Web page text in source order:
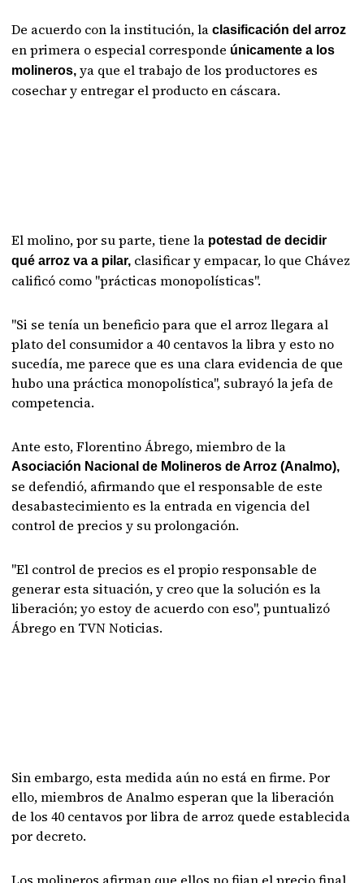
De acuerdo con la institución, laclasificación del arroz
en primera o especial corresponde únicamente a los
molineros, ya que el trabajo de los productores es
cosechar y entregar el producto en cáscara.
El molino, por su parte, tiene la potestad de decidir
qué arroz va a pilar, clasificar y empacar, lo que Chávez
calificó como "prácticas monopolísticas".
"Si se tenía un beneficio para que el arroz llegara al
plato del consumidor a 40 centavos la libra y esto no
sucedía, me parece que es una clara evidencia de que
hubo una práctica monopolística", subrayó la jefa de
competencia.
Ante esto, Florentino Ábrego, miembro de la
Asociación Nacional de Molineros de Arroz (Analmo),
se defendió, afirmando que el responsable de este
desabastecimiento es la entrada en vigencia del
control de precios y su prolongación.
"El control de precios es el propio responsable de
generar esta situación, y creo que la solución es la
liberación; yo estoy de acuerdo con eso", puntualizó
Ábrego en TVN Noticias.
Sin embargo, esta medida aún no está en firme. Por
ello, miembros de Analmo esperan que la liberación
de los 40 centavos por libra de arroz quede establecida
por decreto.